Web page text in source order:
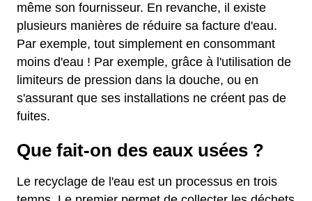
même son fournisseur. En revanche, il existe
plusieurs manières de réduire sa facture d'eau.
Par exemple, tout simplement en consommant
moins d'eau ! Par exemple, grâce à l'utilisation de
limiteurs de pression dans la douche, ou en
s'assurant que ses installations ne créent pas de
fuites.
Que fait-on des eaux usées ?
Le recyclage de l'eau est un processus en trois